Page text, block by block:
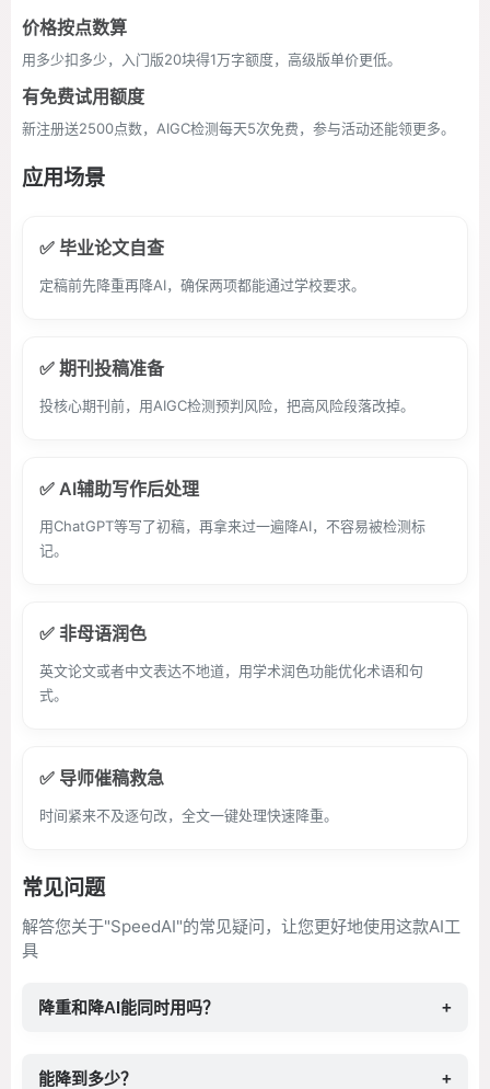
价格按点数算
用多少扣多少，入门版20块得1万字额度，高级版单价更低。
有免费试用额度
新注册送2500点数，AIGC检测每天5次免费，参与活动还能领更多。
应用场景
✅ 毕业论文自查
定稿前先降重再降AI，确保两项都能通过学校要求。
✅ 期刊投稿准备
投核心期刊前，用AIGC检测预判风险，把高风险段落改掉。
✅ AI辅助写作后处理
用ChatGPT等写了初稿，再拿来过一遍降AI，不容易被检测标
记。
✅ 非母语润色
英文论文或者中文表达不地道，用学术润色功能优化术语和句
式。
✅ 导师催稿救急
时间紧来不及逐句改，全文一键处理快速降重。
常见问题
解答您关于"SpeedAI"的常见疑问，让您更好地使用这款AI工
具
降重和降AI能同时用吗？ +
能降到多少？ +